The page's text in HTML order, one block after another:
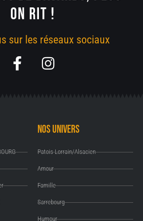
ON RIT !
sur les réseaux sociaux
F
o
f
I
a
g
r
a
Nos univers
Patois Lorrain/Alsacien
Amour
Famille
Sarrebourg
Humour